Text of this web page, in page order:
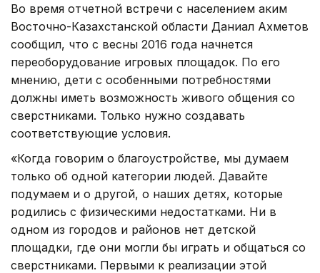
Во время отчетной встречи с населением аким
Восточно-Казахстанской области Даниал Ахметов
сообщил, что с весны 2016 года начнется
переоборудование игровых площадок. По его
мнению, дети с особенными потребностями
должны иметь возможность живого общения со
сверстниками. Только нужно создавать
соответствующие условия.
«Когда говорим о благоустройстве, мы думаем
только об одной категории людей. Давайте
подумаем и о другой, о наших детях, которые
родились с физическими недостатками. Ни в
одном из городов и районов нет детской
площадки, где они могли бы играть и общаться со
сверстниками. Первыми к реализации этой